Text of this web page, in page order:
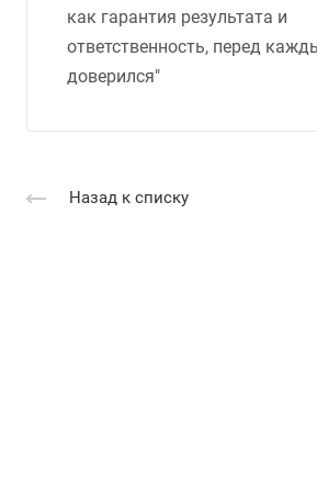
как гарантия результата и
ответственность, перед
доверился"
Назад к списку